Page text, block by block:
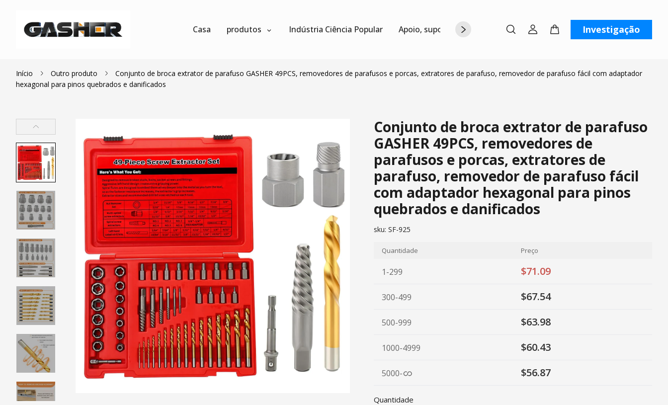
Casa produtos Indústria Ciência Popular Apoio, suporte Sobre nós Contate-nos Investigação
Início Outro produto
Conjunto de broca extrator de parafuso GASHER 49PCS, removedores de parafusos e porcas, extratores de parafuso, removedor de parafuso fácil com adaptador
hexagonal para pinos quebrados e danificados
Conjunto de broca extrator de parafuso
GASHER 49PCS, removedores de
parafusos e porcas, extratores de
parafuso, removedor de parafuso fácil
com adaptador hexagonal para pinos
quebrados e danificados
sku: SF-925
Quantidade Preço
1-299 $71.09
300-499 $67.54
500-999 $63.98
1000-4999 $60.43
5000- $56.87
Quantidade